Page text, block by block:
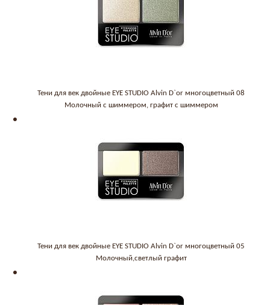
Тени для век двойные EYE STUDIO Alvin D`or многоцветный 08
Молочный с шиммером, графит с шиммером
Тени для век двойные EYE STUDIO Alvin D`or многоцветный 05
Молочный,светлый графит